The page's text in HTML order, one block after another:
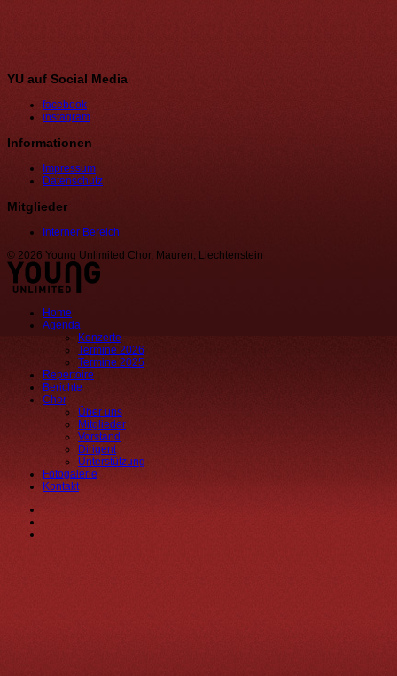
YU auf Social Media
facebook
instagram
Informationen
Impressum
Datenschutz
Mitglieder
Interner Bereich
© 2026 Young Unlimited Chor, Mauren, Liechtenstein
Home
Agenda
Konzerte
Termine 2026
Termine 2025
Repertoire
Berichte
Chor
Über uns
Mitglieder
Vorstand
Dirigent
Unterstützung
Fotogalerie
Kontakt